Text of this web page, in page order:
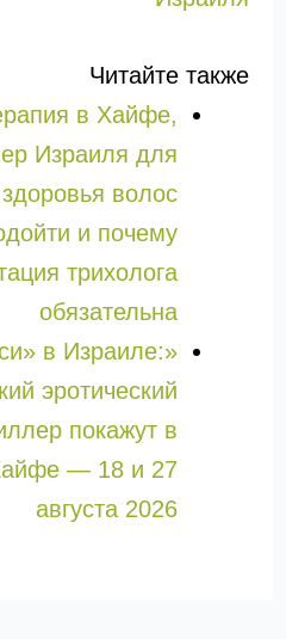
Читайте также
в Хайфе,
Израиля для
и почему
трихолога
обязательна
в Израиле:
эротический
покажут в
— 18 и 27
августа 2026